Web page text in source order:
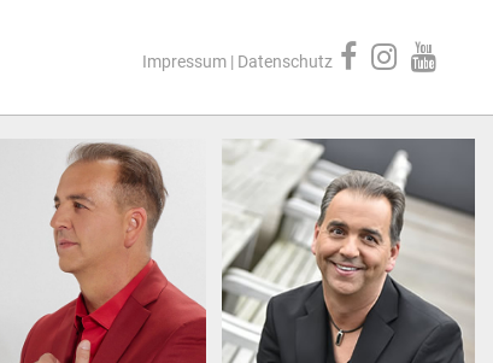
Impressum| Datenschutz